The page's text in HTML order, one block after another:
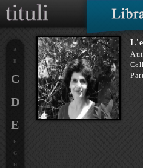
A
B
C
D
E
F
G
H